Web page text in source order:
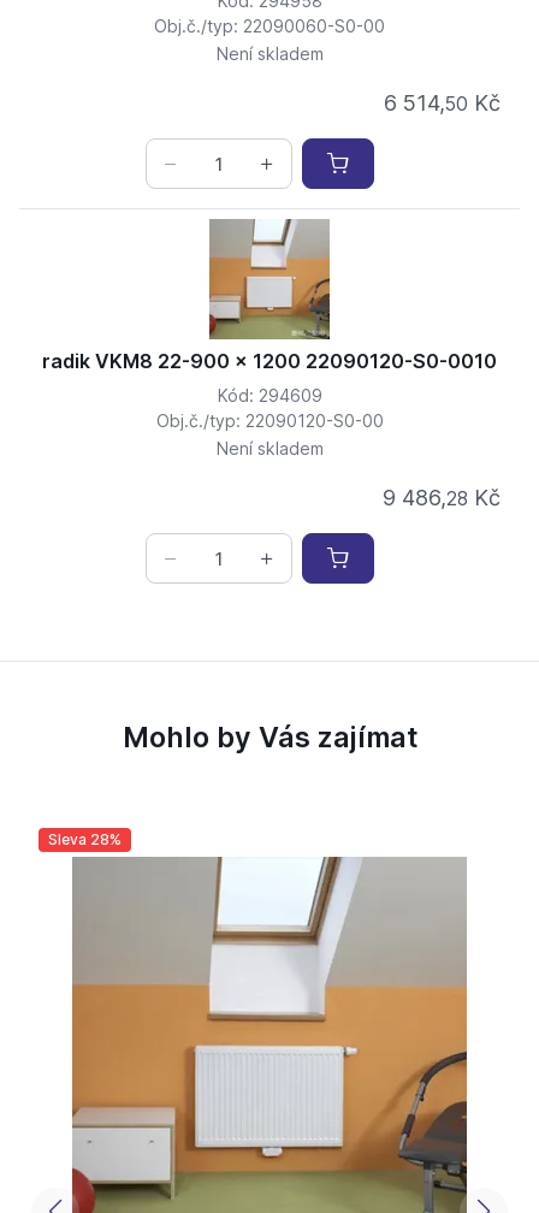
Obj.č./typ: 22090060-S0-00
Není skladem
6 514,50 Kč
radik VKM8 22-900 x 1200 22090120-S0-0010
Kód: 294609
Obj.č./typ: 22090120-S0-00
Není skladem
9 486,28 Kč
Mohlo by Vás zajímat
Sleva 28%